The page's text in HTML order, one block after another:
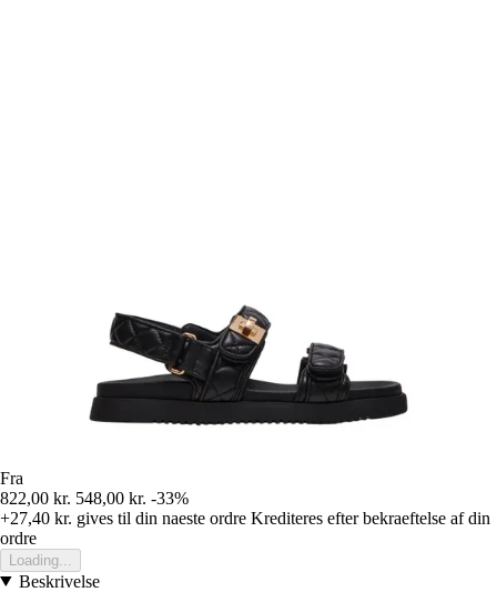
Fra
822,00 kr. 548,00 kr. -33%
+27,40 kr. gives til din naeste ordre Krediteres efter bekraeftelse af din
ordre
Loading...
Beskrivelse